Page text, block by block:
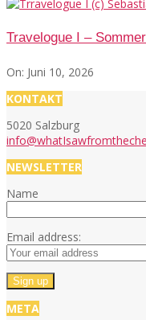
Travelogue I –
On: Juni 10, 2026
KONTAKT
5020 Salzburg
NEWSLETTER
Name
Email address:
META